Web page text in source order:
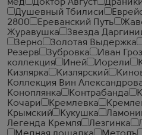
мед Доктор Август Драники
Душевный Тбилиси
2800
Ереванский Путь
Журавушка
Звезда
Зерно
Золотая Выдержка
Резерв
Зубровка Иван
коллекция
Иней Иорели
Кизлярка
Кизлярский
Коллекция Вин
Коноплянка
Контрабанда
Кочари
Кремлевка
Крымский
Кукушка
Легенда Кремля
Лезгинка